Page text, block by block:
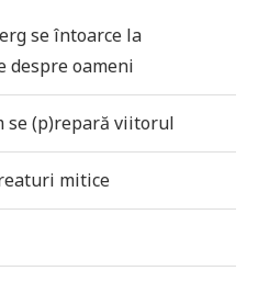
se întoarce la
despre oameni
se (p)repară viitorul
mitice